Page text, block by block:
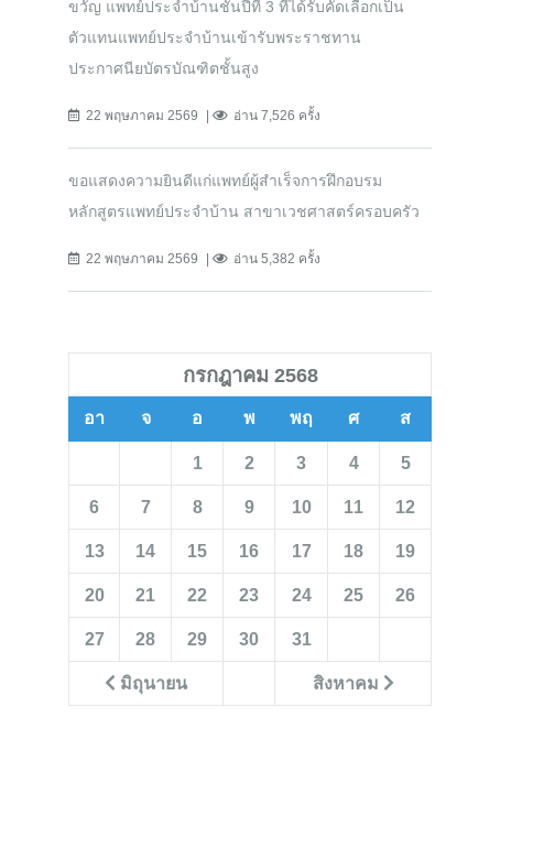
ขวัญ แพทย์ประจำบ้านชั้นปีที่ 3 ที่ได้รับคัดเลือกเป็น
ตัวแทนแพทย์ประจำบ้านเข้ารับพระราชทาน
ประกาศนียบัตรบัณฑิตชั้นสูง
22 พฤษภาคม 2569 อ่าน 7,526 ครั้ง
ขอแสดงความยินดีแก่แพทย์ผู้สำเร็จการฝึกอบรม
หลักสูตรแพทย์ประจำบ้าน สาขาเวชศาสตร์ครอบครัว
22 พฤษภาคม 2569 อ่าน 5,382 ครั้ง
กรกฎาคม 2568
อา จ อ พ พฤ ศ ส
มิถุนายน สิงหาคม
1 2 3 4 5
6 7 8 9 10 11 12
13 14 15 16 17 18 19
20 21 22 23 24 25 26
27 28 29 30 31